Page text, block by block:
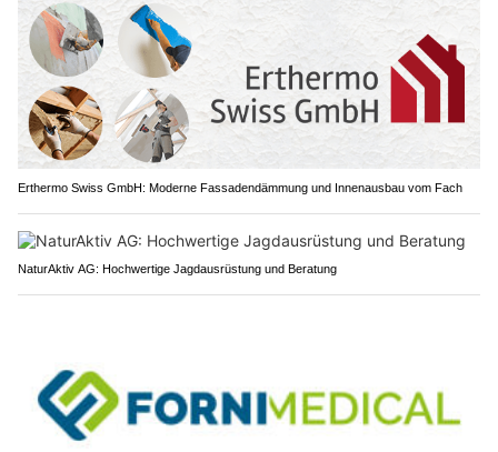
Erthermo Swiss GmbH: Moderne Fassadendämmung und Innenausbau vom Fach
NaturAktiv AG: Hochwertige Jagdausrüstung und Beratung